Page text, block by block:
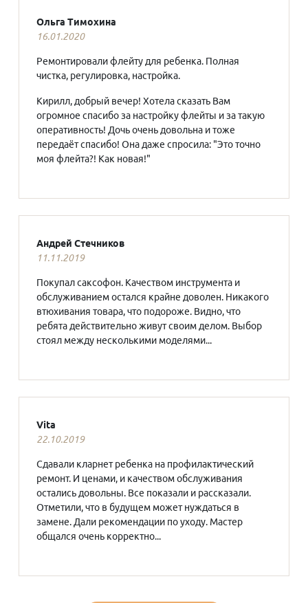
Ольга Тимохина
16.01.2020
Ремонтировали флейту для ребенка. Полная
чистка, регулировка, настройка.
Кирилл, добрый вечер! Хотела сказать Вам
огромное спасибо за настройку флейты и за такую
оперативность! Дочь очень довольна и тоже
передаёт спасибо! Она даже спросила: "Это точно
моя флейта?! Как новая!"
Андрей Стечников
11.11.2019
Покупал саксофон. Качеством инструмента и
обслуживанием остался крайне доволен. Никакого
втюхивания товара, что подороже. Видно, что
ребята действительно живут своим делом. Выбор
стоял между несколькими моделями...
Vita
22.10.2019
Сдавали кларнет ребенка на профилактический
ремонт. И ценами, и качеством обслуживания
остались довольны. Все показали и рассказали.
Отметили, что в будущем может нуждаться в
замене. Дали рекомендации по уходу. Мастер
общался очень корректно...